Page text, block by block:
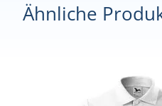
Ähnliche